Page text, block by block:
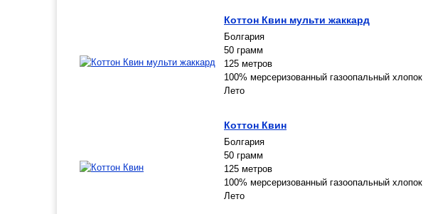
Коттон Квин мульти жаккард
Болгария
50 грамм
125 метров
100% мерсеризованный газоопальный хлопок
Лето
Коттон Квин
Болгария
50 грамм
125 метров
100% мерсеризованный газоопальный хлопок
Лето